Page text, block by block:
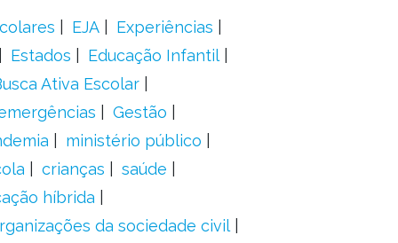
EJA
Experiências
Estados
Educação Infantil
Ativa Escolar
Gestão
ministério público
crianças
saúde
híbrida
da sociedade civil